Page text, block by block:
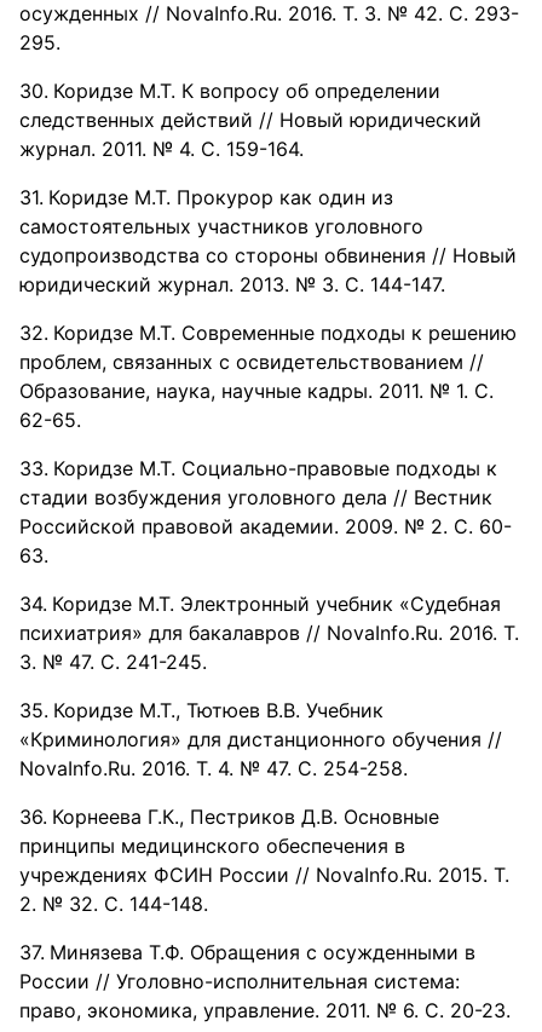
осужденных // NovaInfo.Ru. 2016. Т. 3. № 42. С. 293-
295.
Коридзе М.Т. К вопросу об определении
следственных действий // Новый юридический
журнал. 2011. № 4. С. 159-164.
Коридзе М.Т. Прокурор как один из
самостоятельных участников уголовного
судопроизводства со стороны обвинения // Новый
юридический журнал. 2013. № 3. С. 144-147.
Коридзе М.Т. Современные подходы к решению
проблем, связанных с освидетельствованием //
Образование, наука, научные кадры. 2011. № 1. С.
62-65.
Коридзе М.Т. Социально-правовые подходы к
стадии возбуждения уголовного дела // Вестник
Российской правовой академии. 2009. № 2. С. 60-
63.
Коридзе М.Т. Электронный учебник «Судебная
психиатрия» для бакалавров // NovaInfo.Ru. 2016. Т.
3. № 47. С. 241-245.
Коридзе М.Т., Тютюев В.В. Учебник
«Криминология» для дистанционного обучения //
NovaInfo.Ru. 2016. Т. 4. № 47. С. 254-258.
Корнеева Г.К., Пестриков Д.В. Основные
принципы медицинского обеспечения в
учреждениях ФСИН России // NovaInfo.Ru. 2015. Т.
2. № 32. С. 144-148.
Минязева Т.Ф. Обращения с осужденными в
России // Уголовно-исполнительная система:
право, экономика, управление. 2011. № 6. С. 20-23.